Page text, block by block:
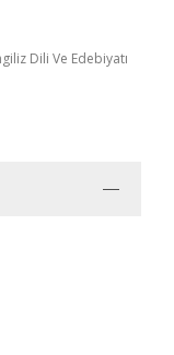
Dili Ve Edebiyatı